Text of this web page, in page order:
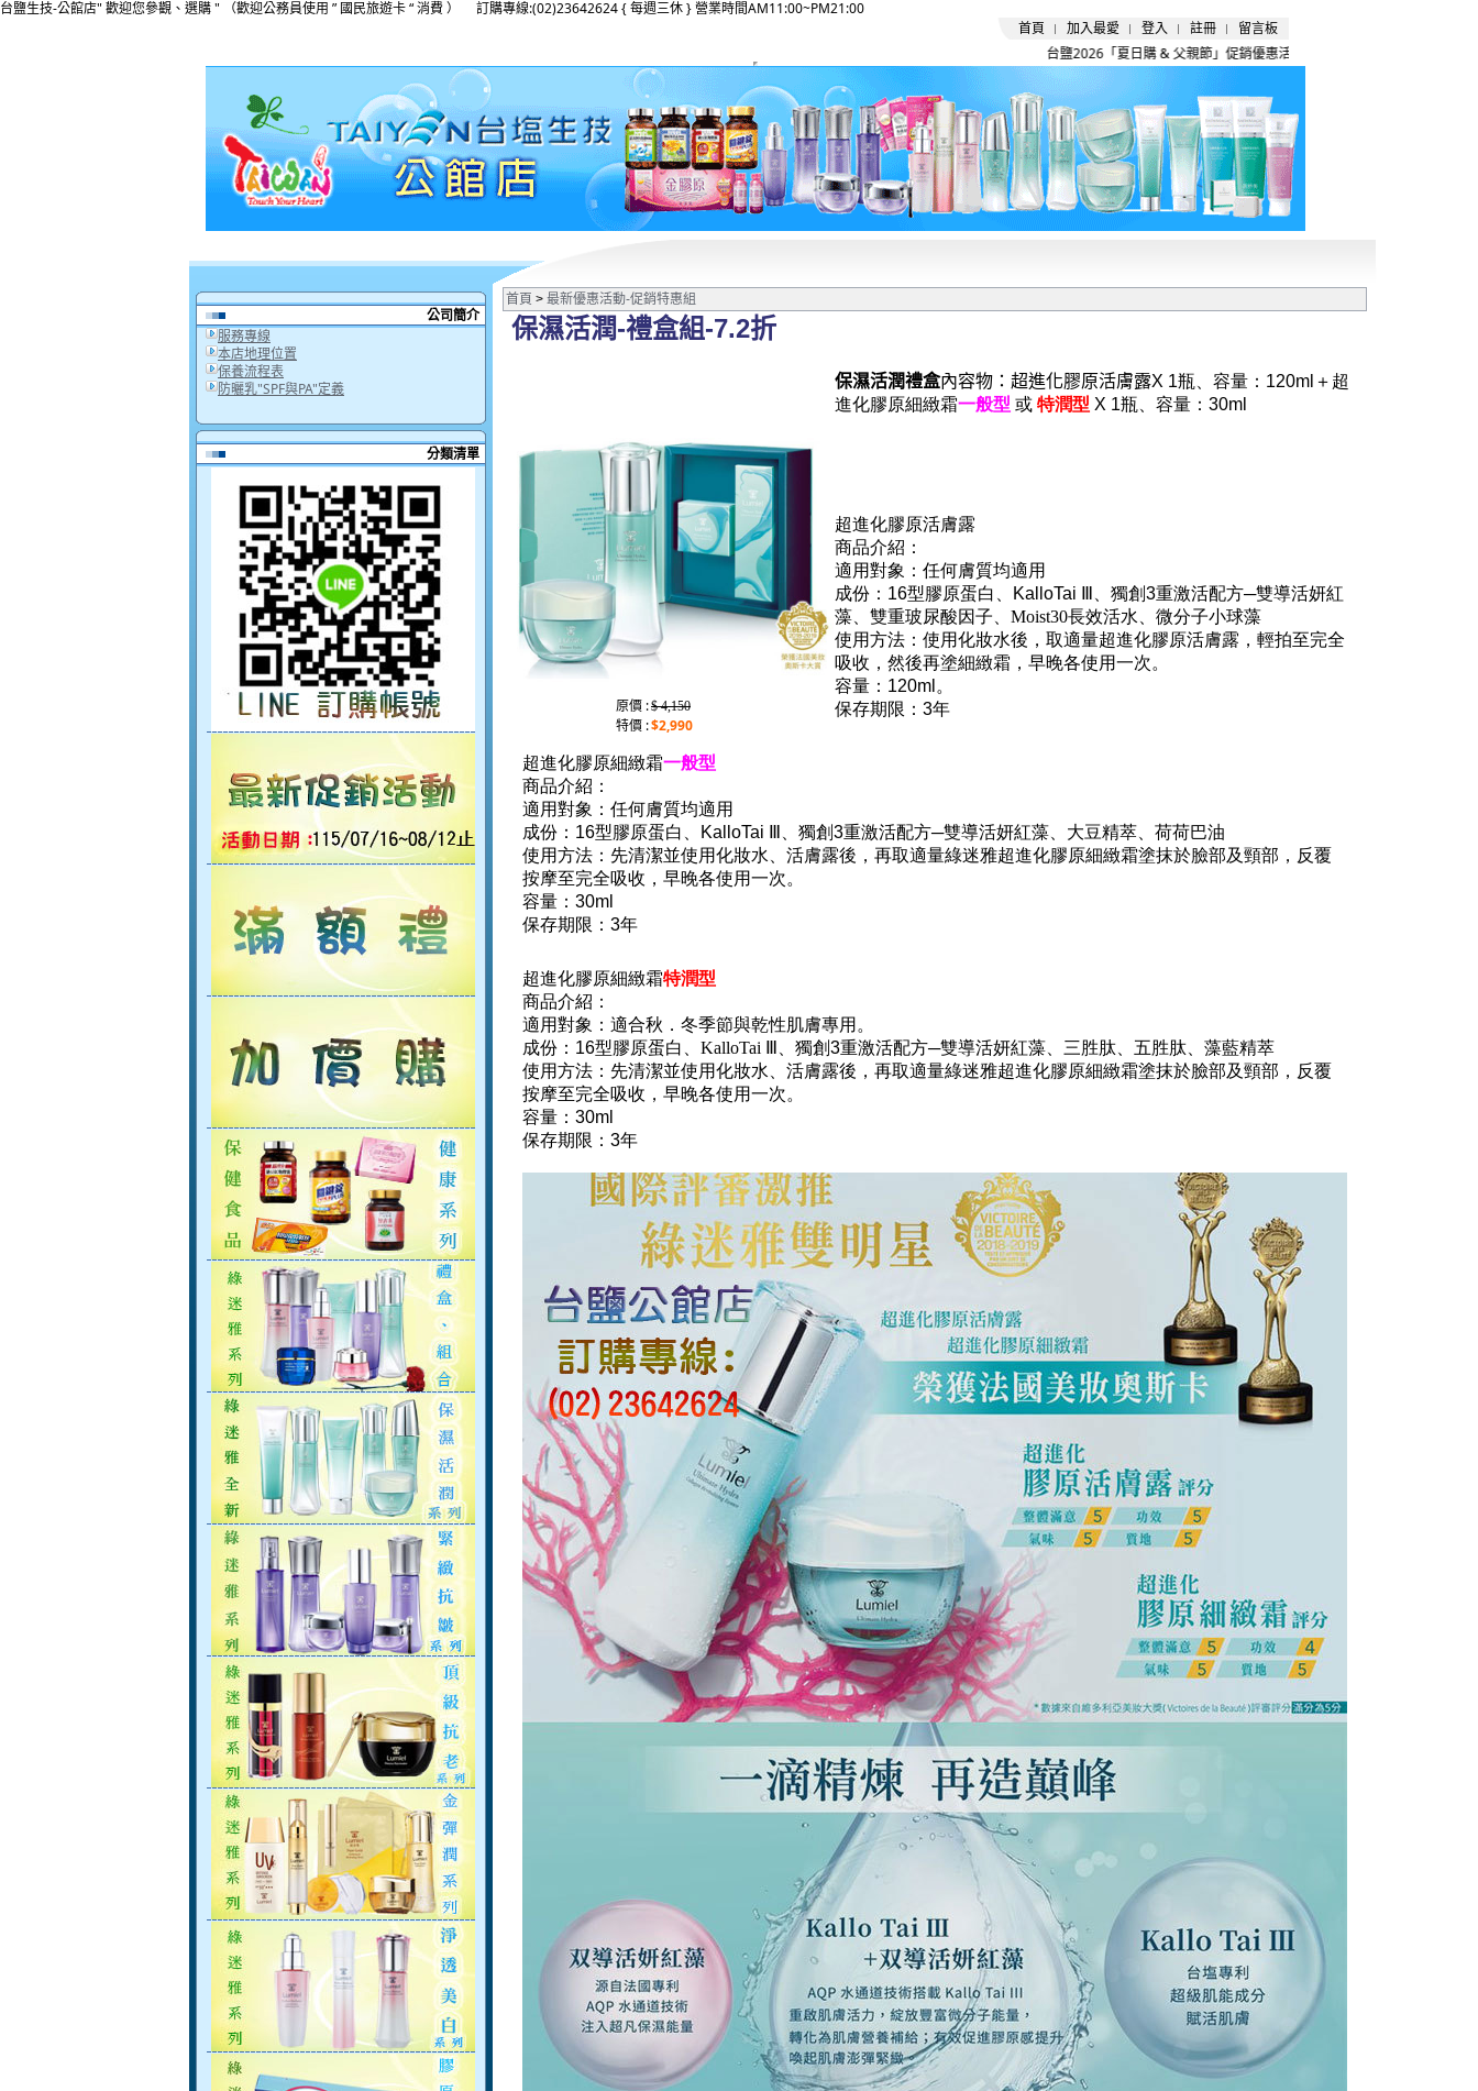
台鹽生技-公館店" 歡迎您參觀、選購 " （歡迎公務員使用 ” 國民旅遊卡 “ 消費 ） 訂購專線:(02)23642624 { 每週三休 } 營業時間AM11:00~PM21:00
台鹽2026「夏日購 & 父親節」促銷優惠活動開跑囉 !
首頁 加入最愛 登入 註冊 留言板
公司簡介
服務專線
本店地理位置
保養流程表
防曬乳"SPF與PA"定義
分類清單
首頁 > 最新優惠活動-促銷特惠組
保濕活潤-禮盒組-7.2折
原價 :$ 4,150
特價 :$2,990
保濕活潤禮盒內容物： 超進化膠原活膚露X 1瓶 容量：120ml＋ 超
進化膠原細緻霜一般型 或 特潤型 X 1瓶 容量：30ml
超進化膠原活膚露
商品介紹：
適用對象：任何膚質均適用
成份 ： 16型膠原蛋白 KalloTai 獨創3重激活配方─雙導活妍紅
藻
雙重玻尿酸因子 、Moist30長效活水
微分子小球藻
使用方法：使用化妝水後，取適量超進化膠原活膚露，輕拍至完全
吸收，然後再塗細緻霜，早晚各使用一次。
容量：120ml。
保存期限：3年
超進化膠原細緻霜一般型
商品介紹：
適用對象：任何膚質均適用
成份 ： 16型膠原蛋白 KalloTai 獨創3重激活配方─雙導活妍紅藻 大豆精萃
荷荷巴油
使用方法：先清潔並使用化妝水、活膚露後， 再取適量綠迷雅超進化膠原細緻霜塗抹於臉部及頸部， 反覆
按摩至完全吸收，早晚各使用一次。
容量：30ml
保存期限：3年
超進化膠原細緻霜特潤型
商品介紹：
適用對象：適合秋．冬季節與乾性肌膚專用。
成份 ： 16型膠原蛋白 KalloTai 獨創3重激活配方─雙導活妍紅藻
三胜肽、五胜肽、藻藍精萃
使用方法：先清潔並使用化妝水、活膚露後， 再取適量綠迷雅超進化膠原細緻霜塗抹於臉部及頸部， 反覆
按摩至完全吸收，早晚各使用一次。
容量：30ml
保存期限：3年